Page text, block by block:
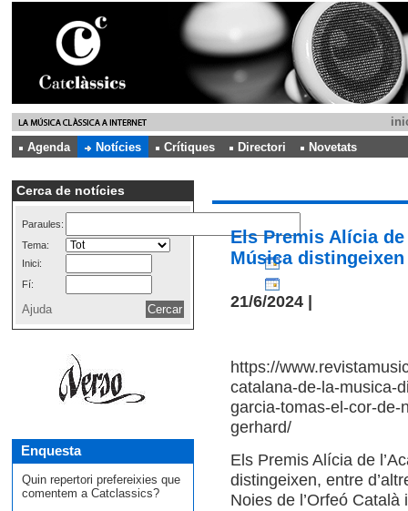
Agenda
Notícies Crítiques Directori Novetats
Cerca de notícies
Paraules:
Tema:
Inici:
Fí:
Ajuda
Enquesta
Quin repertori prefereixies que
comentem a Catclassics?
Els Premis Alícia
Música distingeixen
21/6/2024 |
https://
catalana-de-la-musica-
garcia-tomas-el-cor-de-
gerhard/
Els Premis Alícia de
distingeixen, entre
Noies de l’Orfeó